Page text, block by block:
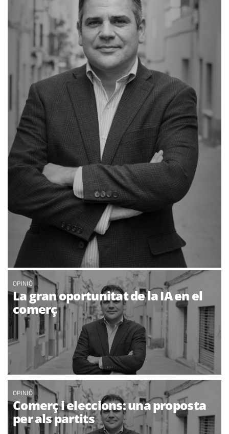
OPINIÓ
La gran oportunitat de la IA en el
comerç
OPINIÓ
Comerç i eleccions: una proposta
per als partits